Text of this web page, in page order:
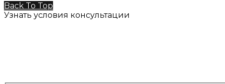
Back To Top
Узнать условия консультации